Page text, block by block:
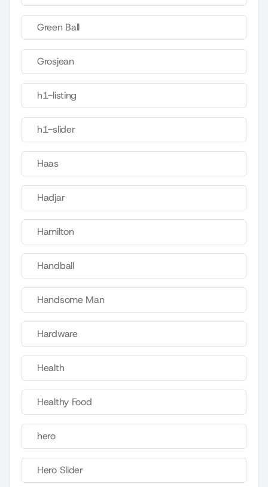
Green Ball
Grosjean
h1-listing
h1-slider
Haas
Hadjar
Hamilton
Handball
Handsome Man
Hardware
Health
Healthy Food
hero
Hero Slider